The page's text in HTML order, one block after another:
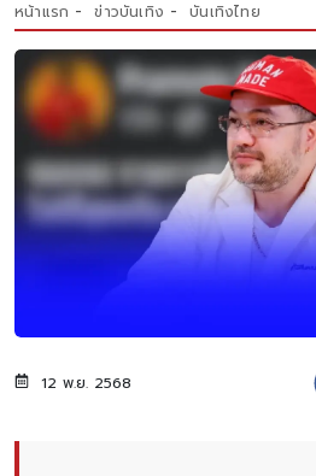
หน้าแรก ข่าวบันเทิง บันเทิงไทย
12 พ.ย. 2568